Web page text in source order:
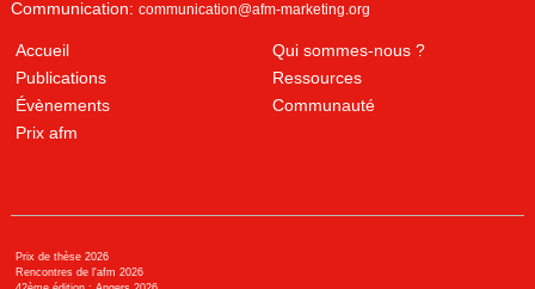
Communication: communication@afm-marketing.org
Accueil
Qui sommes-nous ?
Publications
Ressources
Évènements
Communauté
Prix afm
Prix de thèse 2026
Rencontres de l'afm 2026